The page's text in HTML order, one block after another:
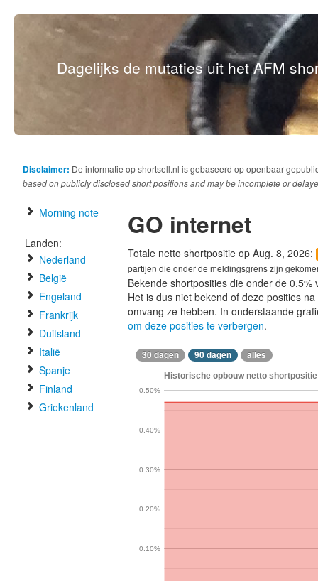
Dagelijks de mutaties uit het AFM
Disclaimer: De informatie op shortsell.nl is gebaseerd op openbaar
based on publicly disclosed short positions and may be incomplete or
Morning note
Landen:
Nederland
België
Engeland
Frankrijk
Duitsland
Italië
Spanje
Finland
Griekenland
GO internet
Totale netto shortpositie op Aug. 8, 2026:
partijen die onder de meldingsgrens zijn
Bekende shortposities die onder de
Het is dus niet bekend of deze posities
omvang ze hebben. In onderstaande
om deze posities te verbergen.
30 dagen 90 dagen alles
Historische opbouw netto
0.10%
0.20%
0.30%
0.40%
0.50%